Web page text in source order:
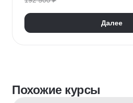
Далее
Похожие курсы